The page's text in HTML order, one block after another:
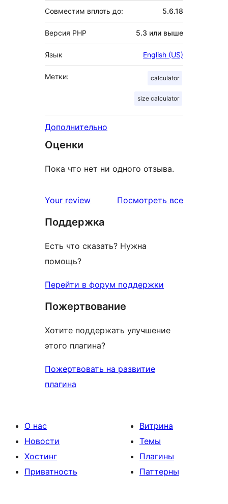
Совместим вплоть до: 5.6.18
Версия PHP 5.3 или выше
Язык English (US)
Метки: calculator
size calculator
Дополнительно
Оценки
Пока что нет ни одного отзыва.
Your review Посмотреть всеотзывы
Поддержка
Есть что сказать? Нужна
помощь?
Перейти в форум поддержки
Пожертвование
Хотите поддержать улучшение
этого плагина?
Пожертвовать на развитие
плагина
О нас
Новости
Хостинг
Приватность
Витрина
Темы
Плагины
Паттерны